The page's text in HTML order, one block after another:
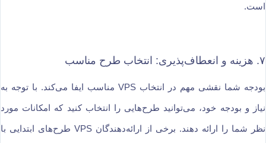
است.
۷. هزینه و انعطاف‌پذیری: انتخاب طرح مناسب
بودجه شما نقشی مهم در انتخاب VPS مناسب ایفا می‌کند. با توجه به
نیاز و بودجه خود، می‌توانید طرح‌هایی را انتخاب کنید که امکانات مورد
نظر شما را ارائه دهند. برخی از ارائه‌دهندگان VPS طرح‌های ابتدایی با